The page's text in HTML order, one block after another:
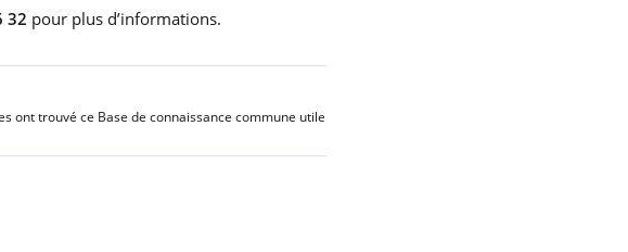
32 pour plus d’informations.
ont trouvé ce Base de connaissance commune utile